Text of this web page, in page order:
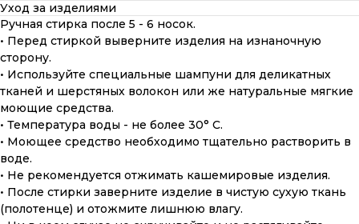
Уход за изделиями
Ручная стирка после 5 - 6 носок.
• Перед стиркой выверните изделия на изнаночную
сторону.
• Используйте специальные шампуни для деликатных
тканей и шерстяных волокон или же натуральные мягкие
моющие средства.
• Температура воды - не более 30° С.
• Моющее средство необходимо тщательно растворить в
воде.
• Не рекомендуется отжимать кашемировые изделия.
• После стирки заверните изделие в чистую сухую ткань
(полотенце) и отожмите лишнюю влагу.